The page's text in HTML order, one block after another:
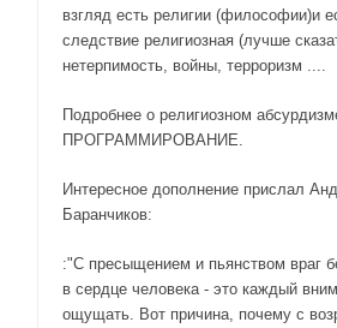
взгляд есть религии (философии)и
следствие религиозная (лучше
нетерпимость, войны, терроризм ....
Подробнее о религиозном
ПРОГРАММИРОВАНИЕ.
Интересное дополнение прислал
Баранчиков:
:"С пресыщением и пьянством враг
в сердце человека - это каждый
ощущать. Вот причина, почему с